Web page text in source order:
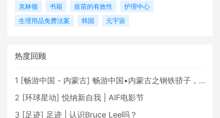
克林顿
书籍 疫苗的有效性
护理中心
生理用品免费法案
韩国 元宇宙
热度回顾
1 [畅游中国 - 内蒙古] 畅游中国•内蒙古之钢铁骄子，魅力包头
2 [环球星动] 悦纳新自我 | AIF电影节
3 [足迹] 足迹 | 认识Bruce Lee吗？